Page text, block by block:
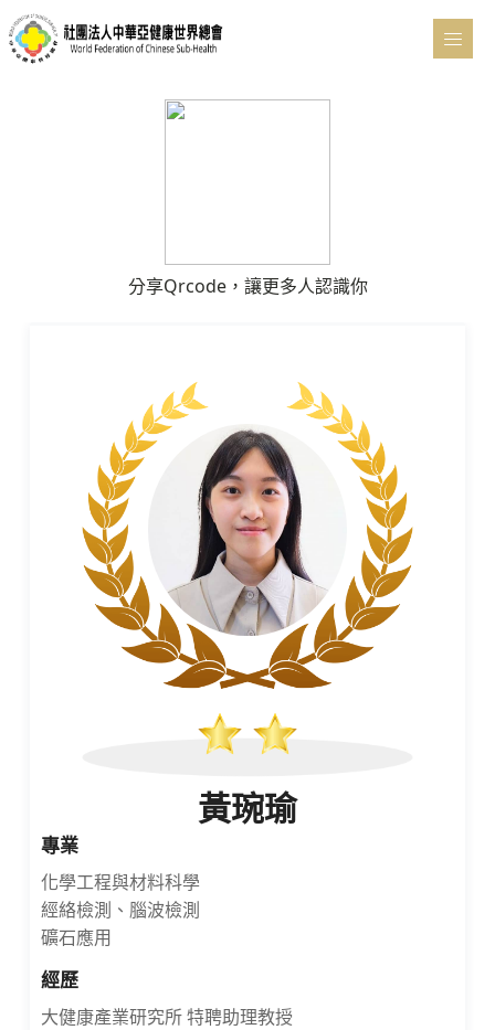
分享Qrcode，讓更多人認識你
黃琬瑜
專業
化學工程與材料科學
經絡檢測、腦波檢測
礦石應用
經歷
大健康產業研究所 特聘助理教授